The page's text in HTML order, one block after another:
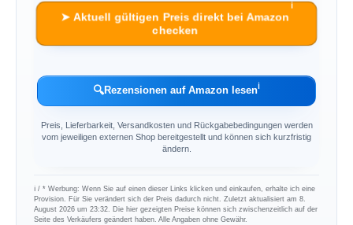
➤ Aktuell gültigen Preis direkt bei Amazon
checken
ℹ︎
🔍Rezensionen auf Amazon lesenℹ︎
Preis, Lieferbarkeit, Versandkosten und Rückgabebedingungen werden
vom jeweiligen externen Shop bereitgestellt und können sich kurzfristig
ändern.
ℹ︎ / * Werbung: Wenn Sie auf einen dieser Links klicken und einkaufen, erhalte ich eine
Provision. Für Sie verändert sich der Preis dadurch nicht. Zuletzt aktualisiert am 8.
August 2026 um 23:32. Die hier gezeigten Preise können sich zwischenzeitlich auf der
Seite des Verkäufers geändert haben. Alle Angaben ohne Gewähr.